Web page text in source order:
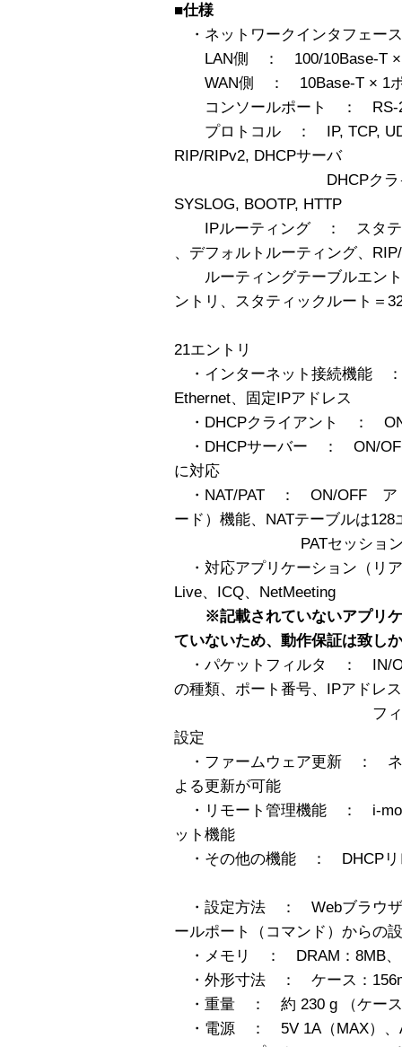
■仕様
・ネットワークインタフェース
LAN側 ： 100/10Base-T ×
WAN側 ： 10Base-T × 1
コンソールポート ： RS-
プロトコル ： IP, TCP,
RIP/RIPv2, DHCPサーバ
DHCPクライアント
SYSLOG, BOOTP, HTTP
IPルーティング ： スタティ
、デフォルトルーティング、
ルーティングテーブルエン
ントリ、スタティックルート＝
21エントリ
・インターネット接続機能
Ethernet、固定IPアドレス
・DHCPクライアント ：
・DHCPサーバー ： ON/
に対応
・NAT/PAT ： ON/OFF アド
ード）機能、NATテーブルは128
PATセッション数は
・対応アプリケーション（リ
Live、ICQ、NetMeeting
※記載されていないアプリ
ていないため、動作保証は致し
・パケットフィルタ ： IN/
の種類、ポート番号、IPアドレ
フィルタリング機
設定
・ファームウェア更新 ： ネ
よる更新が可能
・リモート管理機能 ： i-
ット機能
・その他の機能 ： DHCPリ
・設定方法 ： Webブラウザ
ールポート（コマンド）からの
・メモリ ： DRAM：8MB、
・外形寸法 ： ケース：
・重量 ： 約 230 g （ケース
・電源 ： 5V 1A（MAX）、